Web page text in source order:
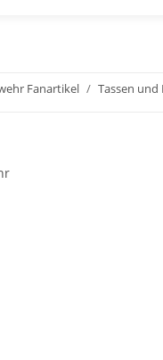
Fanartikel Tassen und